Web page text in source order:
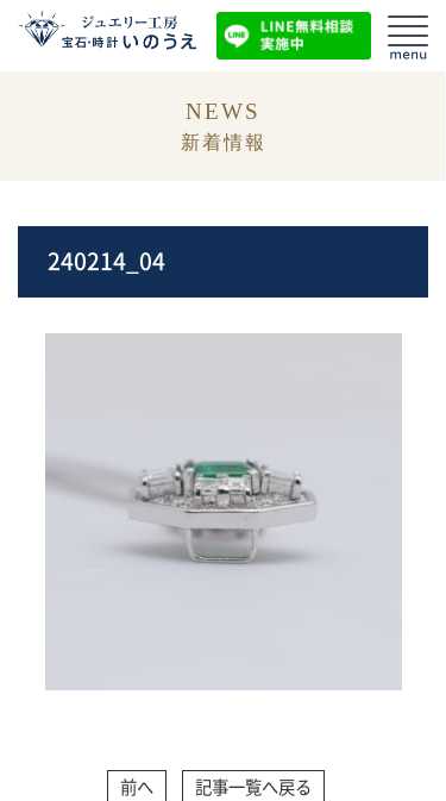
NEWS
新着情報
240214_04
前へ 記事一覧へ戻る